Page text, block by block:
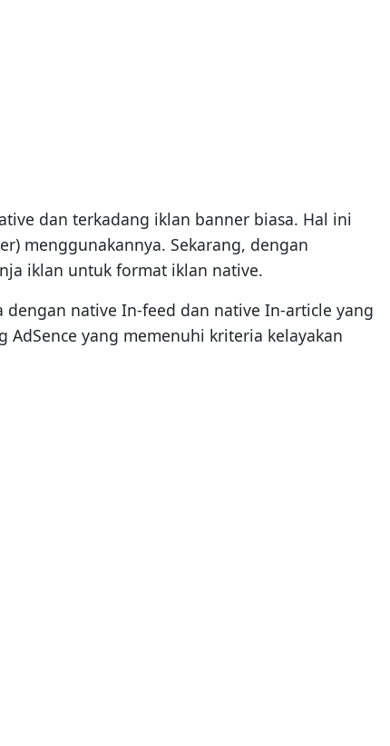
dan terkadang iklan banner biasa. Hal ini
menggunakannya. Sekarang, dengan
iklan untuk format iklan native.
native In-feed dan native In-article yang
yang memenuhi kriteria kelayakan